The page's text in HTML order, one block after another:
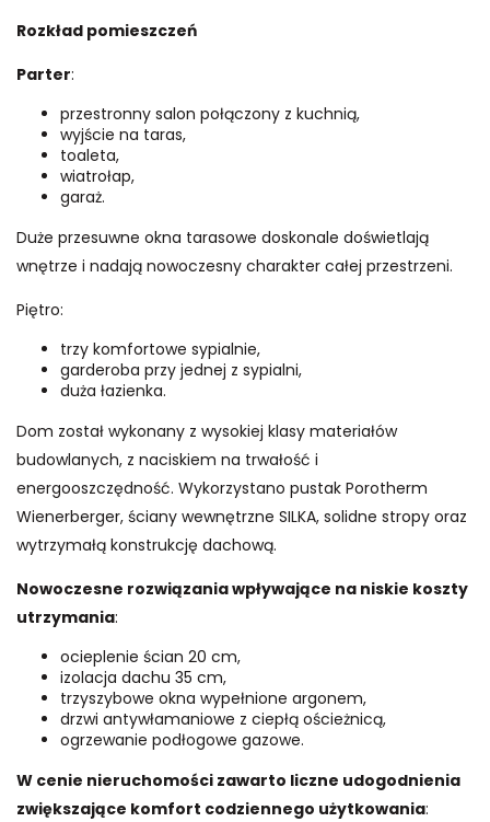
Rozkład pomieszczeń
Parter:
przestronny salon połączony z kuchnią,
wyjście na taras,
toaleta,
wiatrołap,
garaż.
Duże przesuwne okna tarasowe doskonale doświetlają
wnętrze i nadają nowoczesny charakter całej przestrzeni.
Piętro:
trzy komfortowe sypialnie,
garderoba przy jednej z sypialni,
duża łazienka.
Dom został wykonany z wysokiej klasy materiałów
budowlanych, z naciskiem na trwałość i
energooszczędność. Wykorzystano pustak Porotherm
Wienerberger, ściany wewnętrzne SILKA, solidne stropy oraz
wytrzymałą konstrukcję dachową.
Nowoczesne rozwiązania wpływające na niskie koszty
utrzymania:
ocieplenie ścian 20 cm,
izolacja dachu 35 cm,
trzyszybowe okna wypełnione argonem,
drzwi antywłamaniowe z ciepłą ościeżnicą,
ogrzewanie podłogowe gazowe.
W cenie nieruchomości zawarto liczne udogodnienia
zwiększające komfort codziennego użytkowania: